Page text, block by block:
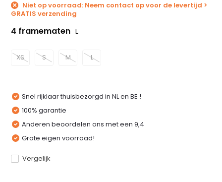
Niet op voorraad: Neem contact op voor de levertijd >
GRATIS verzending
4 framematen L
XS S M L
Snel rijklaar thuisbezorgd in NL en BE !
100% garantie
Anderen beoordelen ons met een 9,4
Grote eigen voorraad!
Vergelijk